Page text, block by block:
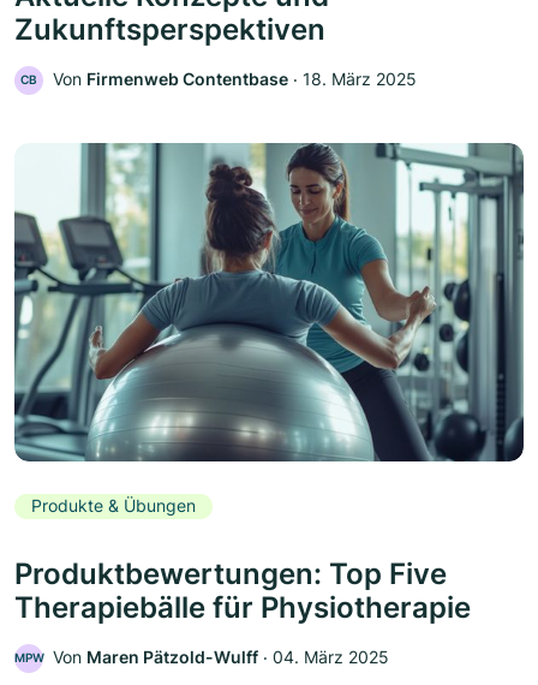
Zukunftsperspektiven
CB Von Firmenweb Contentbase ‧ 18. März 2025
Produkte & Übungen
Produktbewertungen: Top Five
Therapiebälle für Physiotherapie
MPW Von Maren Pätzold-Wulff ‧ 04. März 2025